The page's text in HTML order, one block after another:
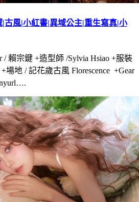
古風|小紅書|異域公主|重生寫真|小
/ 賴宗鍵 +造型師 /Sylvia Hsiao +服裝
場地 / 記花歲古風 Florescence +Gear